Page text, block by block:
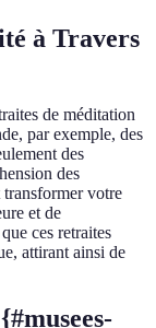
à Travers
de méditation
par exemple, des
des
des
votre
et de
ces retraites
attirant ainsi de